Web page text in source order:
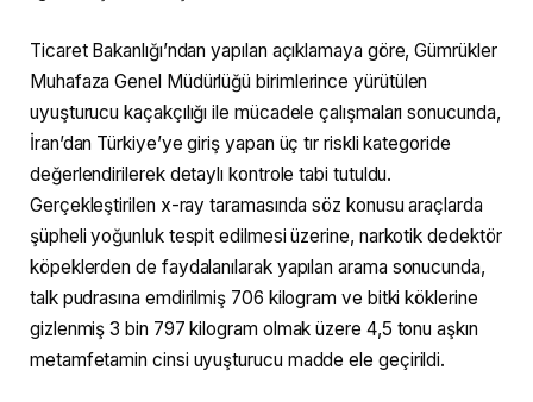
Ticaret Bakanlığı’ndan yapılan açıklamaya göre, Gümrükler
Muhafaza Genel Müdürlüğü birimlerince yürütülen
uyuşturucu kaçakçılığı ile mücadele çalışmaları sonucunda,
İran’dan Türkiye’ye giriş yapan üç tır riskli kategoride
değerlendirilerek detaylı kontrole tabi tutuldu.
Gerçekleştirilen x-ray taramasında söz konusu araçlarda
şüpheli yoğunluk tespit edilmesi üzerine, narkotik dedektör
köpeklerden de faydalanılarak yapılan arama sonucunda,
talk pudrasına emdirilmiş 706 kilogram ve bitki köklerine
gizlenmiş 3 bin 797 kilogram olmak üzere 4,5 tonu aşkın
metamfetamin cinsi uyuşturucu madde ele geçirildi.